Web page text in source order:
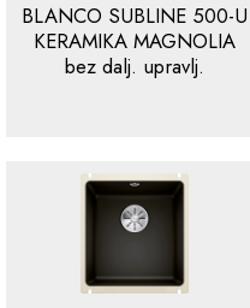
BLANCO SUBLINE 500-U
KERAMIKA MAGNOLIA
bez dalj. upravlj.